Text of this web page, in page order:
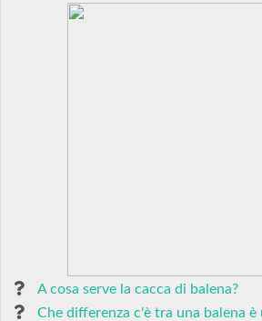
A cosa serve la cacca di balena?
Che differenza c'è tra una balena è